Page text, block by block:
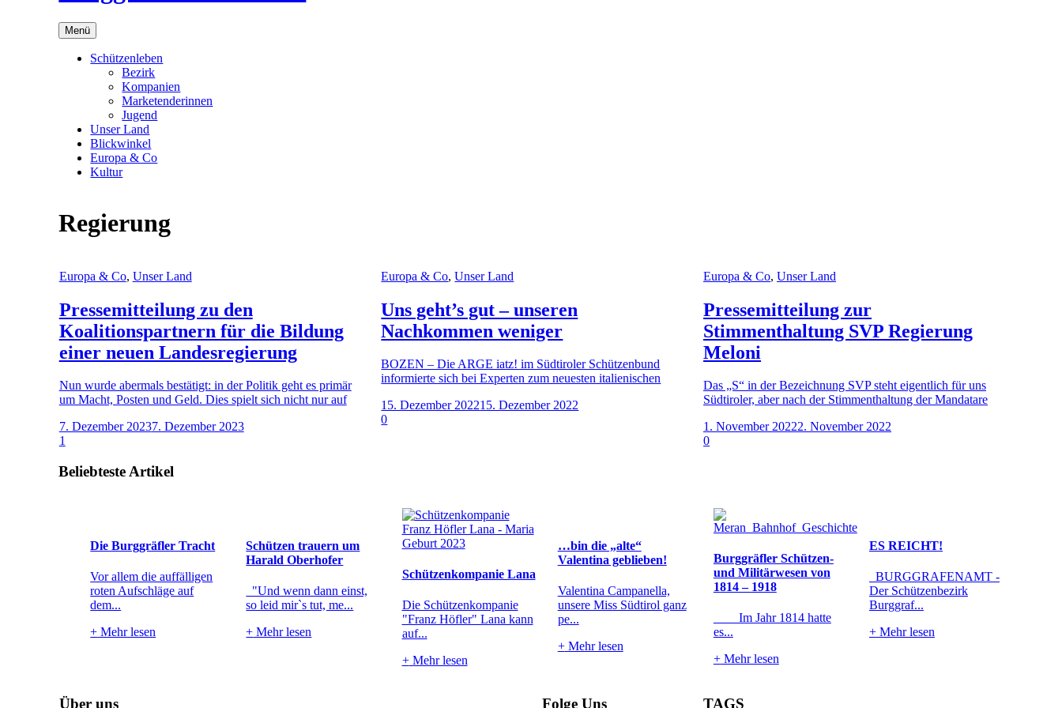
Menü
Schützenleben
Bezirk
Kompanien
Marketenderinnen
Jugend
Unser Land
Blickwinkel
Europa & Co
Kultur
Regierung
Europa & Co, Unser Land
Pressemitteilung zu den
Koalitionspartnern für die Bildung
einer neuen Landesregierung
Nun wurde abermals bestätigt: in der Politik geht es primär
um Macht, Posten und Geld. Dies spielt sich nicht nur auf
7. Dezember 20237. Dezember 2023
1
Europa & Co,Unser Land
Uns geht’s gut – unseren
Nachkommen weniger
BOZEN – Die ARGE iatz! im Südtiroler Schützenbund
informierte sich bei Experten zum neuesten italienischen
15. Dezember 202215. Dezember 2022
0
Europa & Co,Unser Land
Pressemitteilung zur
Stimmenthaltung SVP Regierung
Meloni
Das „S“ in der Bezeichnung SVP steht eigentlich für uns
Südtiroler, aber nach der Stimmenthaltung der Mandatare
1. November 20222. November 2022
0
Beliebteste Artikel
Die Burggräfler Tracht
Vor allem die auffälligen
roten Aufschläge auf
dem...
+ Mehr lesen
Schützen trauern um
Harald Oberhofer
"Und wenn dann einst,
so leid mir`s tut, me...
+ Mehr lesen
Schützenkompanie Lana
Die Schützenkompanie
"Franz Höfler" Lana kann
auf...
+Mehr lesen
…bin die „alte“
Valentina geblieben!
Valentina Campanella,
unsere Miss Südtirol ganz
pe...
+Mehr lesen
Burggräfler Schützen-
und Militärwesen von
1814 – 1918
Im Jahr 1814 hatte
es...
+Mehr lesen
ES REICHT!
BURGGRAFENAMT -
Der Schützenbezirk
Burggraf...
+Mehr lesen
Über uns Folge Uns TAGS